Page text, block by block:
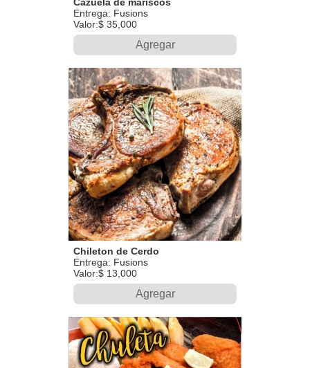
Entrega: Fusions
Valor:$ 35,000
Agregar
Chileton de Cerdo
Entrega: Fusions
Valor:$ 13,000
Agregar